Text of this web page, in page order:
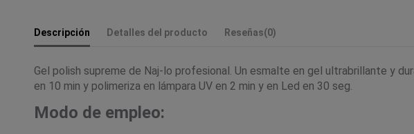
Descripción Detalles del producto Reseñas(0)
Gel polish supreme de Naj-lo profesional. Un esmalte en gel ultrabrillante y
en 10 min y polimeriza en lámpara UV en 2 min y en Led en 30 seg.
Modo de empleo: